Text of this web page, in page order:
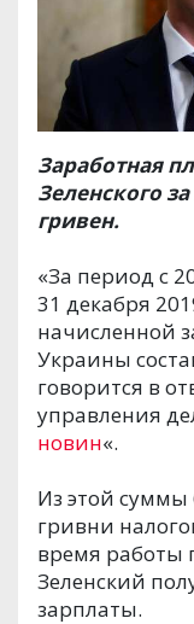
Заработная
Зеленского
гривен.
«За период с
31 декабря
начисленной
Украины
говорится в
управления
новин«.
Из этой
гривни
время работы
Зеленский
зарплаты.